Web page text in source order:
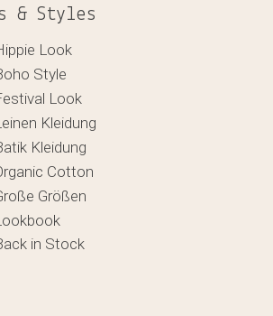
& Styles
Look
Style
Look
Kleidung
Kleidung
Cotton
Größen
in Stock